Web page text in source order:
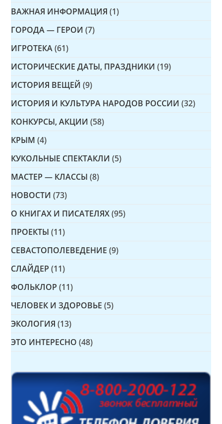
ВАЖНАЯ ИНФОРМАЦИЯ (1)
ГОРОДА — ГЕРОИ (7)
ИГРОТЕКА (61)
ИСТОРИЧЕСКИЕ ДАТЫ, ПРАЗДНИКИ (19)
ИСТОРИЯ ВЕЩЕЙ (9)
ИСТОРИЯ И КУЛЬТУРА НАРОДОВ РОССИИ (32)
КОНКУРСЫ, АКЦИИ (58)
КРЫМ (4)
КУКОЛЬНЫЕ СПЕКТАКЛИ (5)
МАСТЕР — КЛАССЫ (8)
НОВОСТИ (73)
О КНИГАХ И ПИСАТЕЛЯХ (95)
ПРОЕКТЫ (11)
СЕВАСТОПОЛЕВЕДЕНИЕ (9)
СЛАЙДЕР (11)
ФОЛЬКЛОР (11)
ЧЕЛОВЕК И ЗДОРОВЬЕ (5)
ЭКОЛОГИЯ (13)
ЭТО ИНТЕРЕСНО (48)